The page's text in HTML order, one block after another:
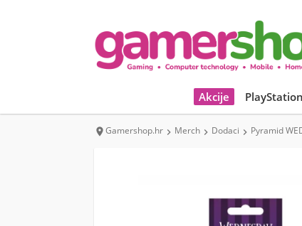
Akcije PlayStation
Gamershop.hr  Merch  Dodaci  Pyramid